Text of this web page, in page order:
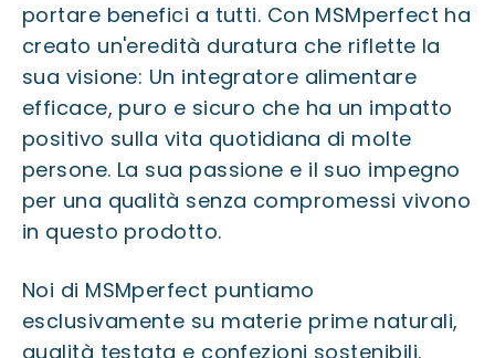
portare benefici a tutti. Con MSMperfect ha
creato un'eredità duratura che riflette la
sua visione: Un integratore alimentare
efficace, puro e sicuro che ha un impatto
positivo sulla vita quotidiana di molte
persone. La sua passione e il suo impegno
per una qualità senza compromessi vivono
in questo prodotto.
Noi di MSMperfect puntiamo
esclusivamente su materie prime naturali,
qualità testata e confezioni sostenibili.